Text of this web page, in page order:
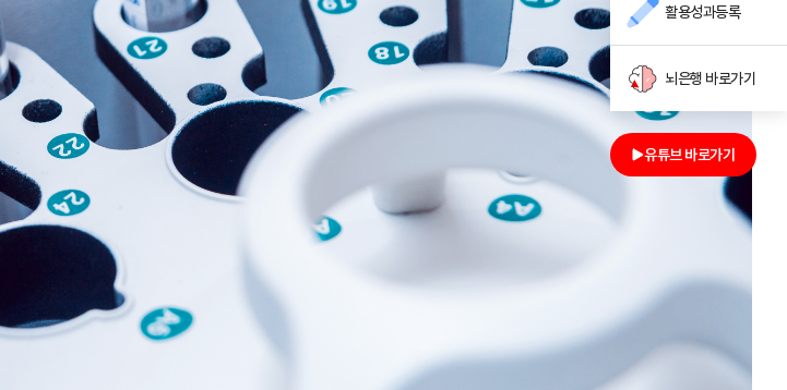
활용성과등록
뇌은행 바로가기
유튜브 바로가기